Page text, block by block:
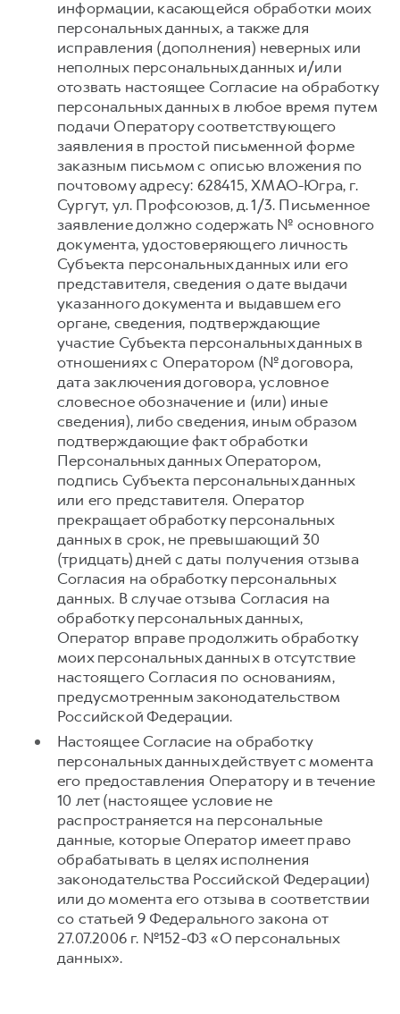
информации, касающейся обработки моих
персональных данных, а также для
исправления (дополнения) неверных или
неполных персональных данных и/или
отозвать настоящее Согласие на обработку
персональных данных в любое время путем
подачи Оператору соответствующего
заявления в простой письменной форме
заказным письмом с описью вложения по
почтовому адресу: 628415, ХМАО-Югра, г.
Сургут, ул. Профсоюзов, д. 1/3. Письменное
заявление должно содержать № основного
документа, удостоверяющего личность
Субъекта персональных данных или его
представителя, сведения о дате выдачи
указанного документа и выдавшем его
органе, сведения, подтверждающие
участие Субъекта персональных данных в
отношениях с Оператором (№ договора,
дата заключения договора, условное
словесное обозначение и (или) иные
сведения), либо сведения, иным образом
подтверждающие факт обработки
Персональных данных Оператором,
подпись Субъекта персональных данных
или его представителя. Оператор
прекращает обработку персональных
данных в срок, не превышающий 30
(тридцать) дней с даты получения отзыва
Согласия на обработку персональных
данных. В случае отзыва Согласия на
обработку персональных данных,
Оператор вправе продолжить обработку
моих персональных данных в отсутствие
настоящего Согласия по основаниям,
предусмотренным законодательством
Российской Федерации.
Настоящее Согласие на обработку
персональных данных действует с момента
его предоставления Оператору и в течение
10 лет (настоящее условие не
распространяется на персональные
данные, которые Оператор имеет право
обрабатывать в целях исполнения
законодательства Российской Федерации)
или до момента его отзыва в соответствии
со статьей 9 Федерального закона от
27.07.2006 г. №152-ФЗ «О персональных
данных».